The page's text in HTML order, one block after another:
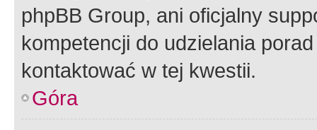
phpBB Group, ani oficjalny
kompetencji do udzielania
kontaktować w tej kwestii.
Góra